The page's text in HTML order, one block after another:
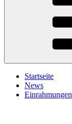
Startseite
News
Einrahmungen